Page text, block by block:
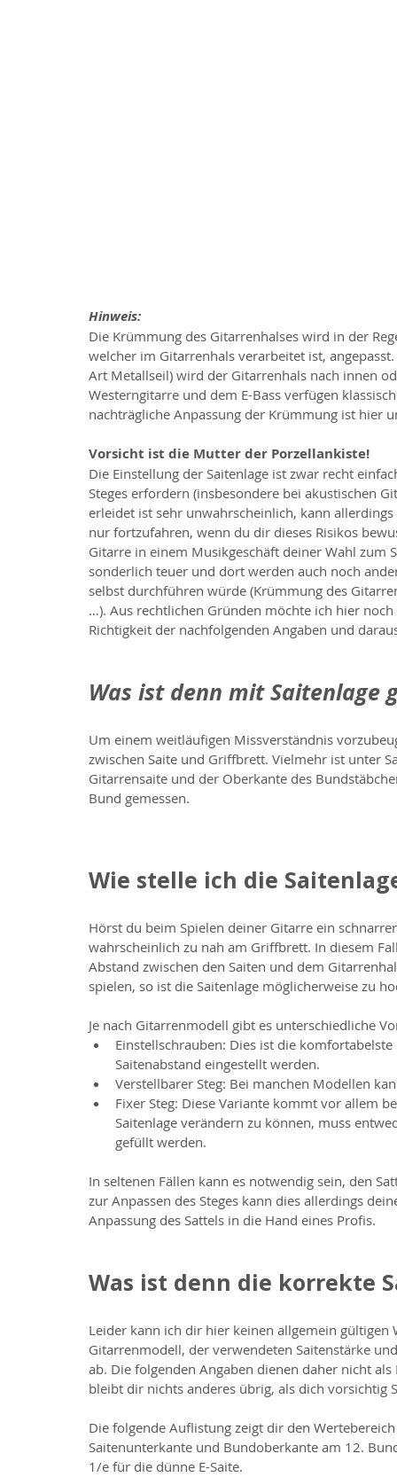
Hinweis:
Die Krümmung des Gitarrenhalses wird in der
welcher im Gitarrenhals verarbeitet ist,
Art Metallseil) wird der Gitarrenhals nach innen
Westerngitarre und dem E-Bass verfügen
nachträgliche Anpassung der Krümmung ist hier
Vorsicht ist die Mutter der Porzellankiste!
Die Einstellung der Saitenlage ist zwar recht
Steges erfordern (insbesondere bei akustischen
erleidet ist sehr unwahrscheinlich, kann
nur fortzufahren, wenn du dir dieses Risikos
Gitarre in einem Musikgeschäft deiner Wahl zum
sonderlich teuer und dort werden auch noch
selbst durchführen würde (Krümmung des
…). Aus rechtlichen Gründen möchte ich hier
Richtigkeit der nachfolgenden Angaben und
Was ist denn mit Saitenlage
Um einem weitläufigen Missverständnis
zwischen Saite und Griffbrett. Vielmehr ist unter
Gitarrensaite und der Oberkante des
Bund gemessen.
Wie stelle ich die
Hörst du beim Spielen deiner Gitarre ein
wahrscheinlich zu nah am Griffbrett. In diesem
Abstand zwischen den Saiten und dem
spielen, so ist die Saitenlage möglicherweise zu
Je nach Gitarrenmodell gibt es unterschiedliche
Einstellschrauben: Dies ist die
Saitenabstand eingestellt werden.
Verstellbarer Steg: Bei manchen Modellen
Fixer Steg: Diese Variante kommt vor allem
Saitenlage verändern zu können, muss
gefüllt werden.
In seltenen Fällen kann es notwendig sein, den
zur Anpassen des Steges kann dies allerdings
Anpassung des Sattels in die Hand eines Profis.
Was ist denn die korrekte
Leider kann ich dir hier keinen allgemein
Gitarrenmodell, der verwendeten Saitenstärke
ab. Die folgenden Angaben dienen daher nicht
bleibt dir nichts anderes übrig, als dich vorsichtig
Die folgende Auflistung zeigt dir den
Saitenunterkante und Bundoberkante am 12.
1/e für die dünne E-Saite.